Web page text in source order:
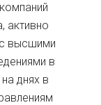
активно
высшими
в
днях в